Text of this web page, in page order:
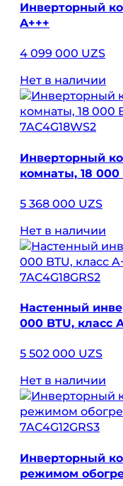
Инверторный
A+++
4 099 000 UZS
Нет в наличии
7AC4G18WS2
Инверторный
комнаты, 18 000
5 368 000 UZS
Нет в наличии
7AC4G18GRS2
Настенный
000 BTU, класс
5 502 000 UZS
Нет в наличии
7AC4G12GRS3
Инверторный
режимом